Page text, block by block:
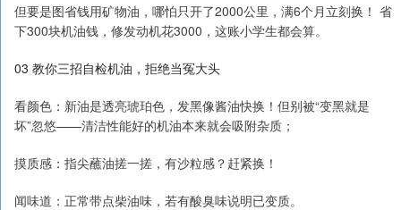
但要是图省钱用矿物油，哪怕只开了2000公里，满6个月立刻换！ 省
下300块机油钱，修发动机花3000，这账小学生都会算。
03 教你三招自检机油，拒绝当冤大头
看颜色：新油是透亮琥珀色，发黑像酱油快换！但别被“变黑就是
坏”忽悠——清洁性能好的机油本来就会吸附杂质；
摸质感：指尖蘸油搓一搓，有沙粒感？赶紧换！
闻味道：正常带点柴油味，若有酸臭味说明已变质。